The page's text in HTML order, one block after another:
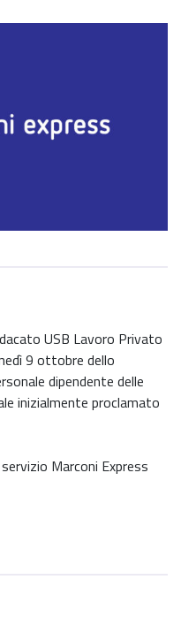
USB Lavoro Privato
9 ottobre dello
dipendente delle
inizialmente proclamato
Marconi Express